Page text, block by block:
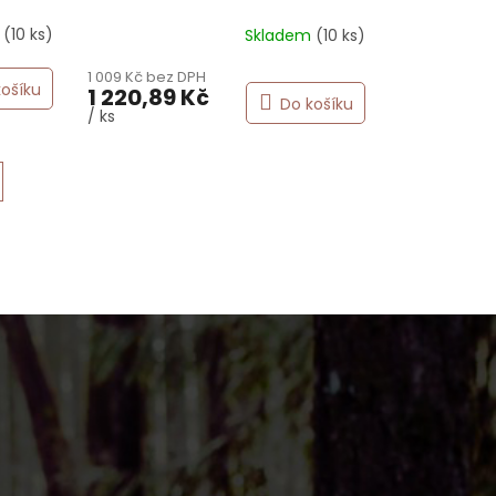
(10 ks) Skladem (10 ks)
1 009 Kč bez DPH
1 220,89 Kč
/ ks
Do košíku